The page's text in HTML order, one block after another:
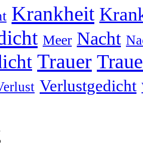
Krankheit
Meer Nacht
Trauer
Verlustgedicht